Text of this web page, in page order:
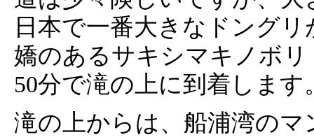
日本で一番大きなドング
嬌のあるサキシマキノボ
50分で滝の上に到着します
滝の上からは、船浦湾の